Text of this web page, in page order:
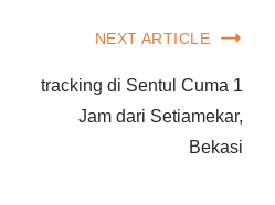
NEXT ARTICLE
tracking di Sentul Cuma 1
Jam dari Setiamekar,
Bekasi